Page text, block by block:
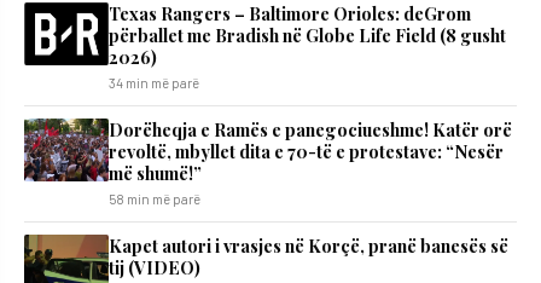
Texas Rangers – Baltimore Orioles: deGrom
përballet me Bradish në Globe Life Field (8 gusht
2026)
34 min më parë
Dorëheqja e Ramës e panegociueshme! Katër orë
revoltë, mbyllet dita e 70-të e protestave: “Nesër
më shumë!”
58 min më parë
Kapet autori i vrasjes në Korçë, pranë banesës së
tij (VIDEO)